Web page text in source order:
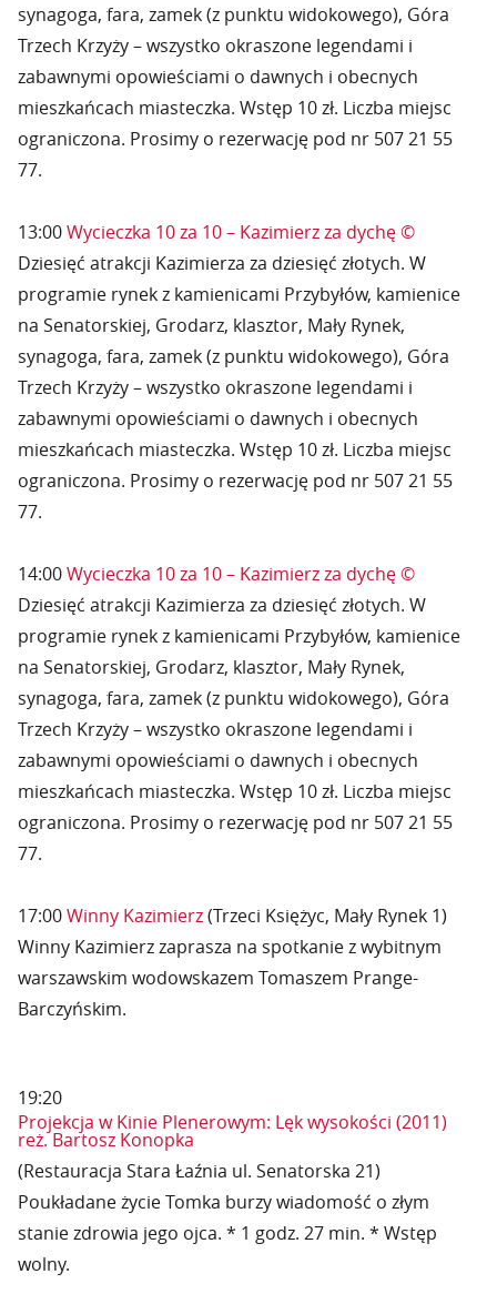
synagoga, fara, zamek (z punktu widokowego), Góra
Trzech Krzyży – wszystko okraszone legendami i
zabawnymi opowieściami o dawnych i obecnych
mieszkańcach miasteczka. Wstęp 10 zł. Liczba miejsc
ograniczona. Prosimy o rezerwację pod nr 507 21 55
77.
13:00Wycieczka 10 za 10 – Kazimierz za dychę ©
Dziesięć atrakcji Kazimierza za dziesięć złotych. W
programie rynek z kamienicami Przybyłów, kamienice
na Senatorskiej, Grodarz, klasztor, Mały Rynek,
synagoga, fara, zamek (z punktu widokowego), Góra
Trzech Krzyży – wszystko okraszone legendami i
zabawnymi opowieściami o dawnych i obecnych
mieszkańcach miasteczka. Wstęp 10 zł. Liczba miejsc
ograniczona. Prosimy o rezerwację pod nr 507 21 55
77.
14:00Wycieczka 10 za 10 – Kazimierz za dychę ©
Dziesięć atrakcji Kazimierza za dziesięć złotych. W
programie rynek z kamienicami Przybyłów, kamienice
na Senatorskiej, Grodarz, klasztor, Mały Rynek,
synagoga, fara, zamek (z punktu widokowego), Góra
Trzech Krzyży – wszystko okraszone legendami i
zabawnymi opowieściami o dawnych i obecnych
mieszkańcach miasteczka. Wstęp 10 zł. Liczba miejsc
ograniczona. Prosimy o rezerwację pod nr 507 21 55
77.
17:00Winny Kazimierz(Trzeci Księżyc, Mały Rynek 1)
Winny Kazimierz zaprasza na spotkanie z wybitnym
warszawskim wodowskazem Tomaszem Prange-
Barczyńskim.
19:20
Projekcja w Kinie Plenerowym: Lęk wysokości (2011)
reż. Bartosz Konopka
(Restauracja Stara Łaźnia ul. Senatorska 21)
Poukładane życie Tomka burzy wiadomość o złym
stanie zdrowia jego ojca. * 1 godz. 27 min. * Wstęp
wolny.